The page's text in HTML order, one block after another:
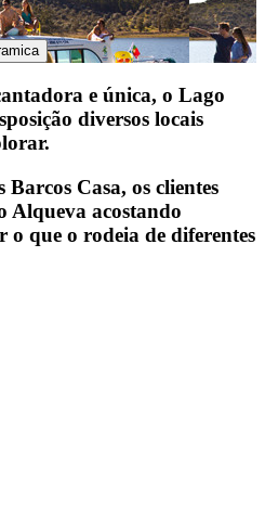
e única, o Lago
diversos locais
Casa, os clientes
Alqueva acostando
que o rodeia de diferentes